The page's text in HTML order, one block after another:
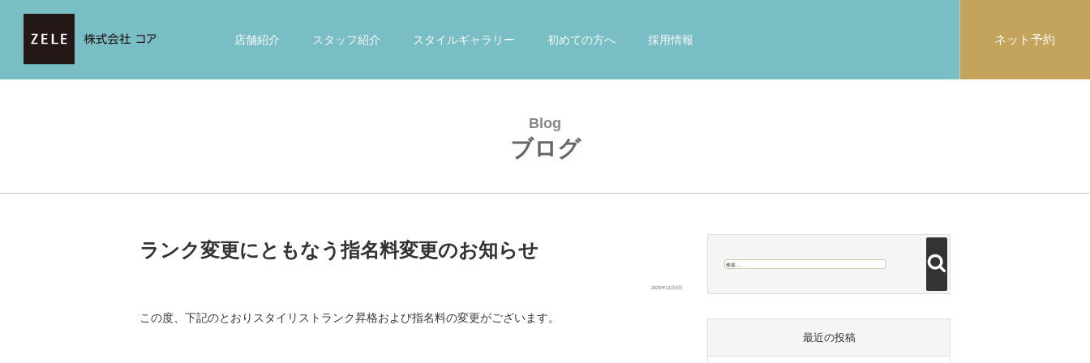
店舗紹介 スタッフ紹介 スタイルギャラリー 初めての方へ 採用情報 ネット予約
Blog
ブログ
ツ
ランク変更にともなう指名料変更のお知らせ
投
2025年11月5日
この度、下記のとおりスタイリストランク昇格および指名料の変更がございます。
索:
最近の投稿